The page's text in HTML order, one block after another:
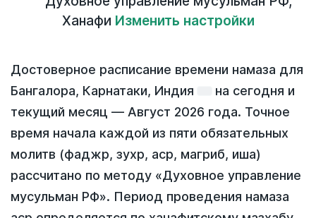
Ханафи Изменить настройки
Достоверное расписание времени намаза для
Бангалора, Карнатаки, Индия
на сегодня и
текущий месяц — Август 2026 года. Точное
время начала каждой из пяти обязательных
молитв (фаджр, зухр, аср, магриб, иша)
рассчитано по методу «Духовное управление
мусульман РФ». Период проведения намаза